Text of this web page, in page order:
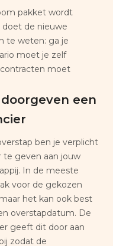
pakket wordt
de nieuwe
te weten: ga je
moet je zelf
moet
een
ben je verplicht
geven aan jouw
In de meeste
voor de gekozen
het kan ook best
overstapdatum. De
geeft dit door aan
zodat de